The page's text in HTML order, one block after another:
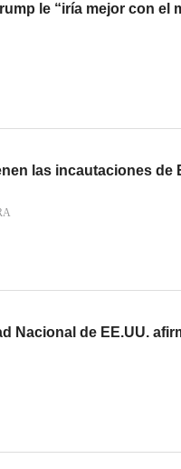
le “iría mejor con el
las incautaciones de
Nacional de EE.UU.